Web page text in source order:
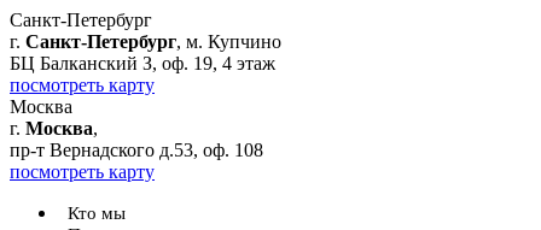
Санкт-Петербург
г. Санкт-Петербург, м. Купчино
БЦ Балканский З, оф. 19, 4 этаж
посмотреть карту
Москва
г. Москва,
пр-т Вернадского д.53, оф. 108
посмотреть карту
Кто мы